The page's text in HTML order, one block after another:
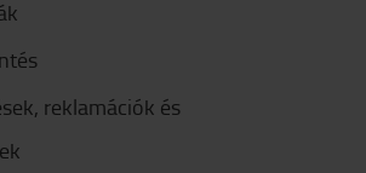
reklamációk és